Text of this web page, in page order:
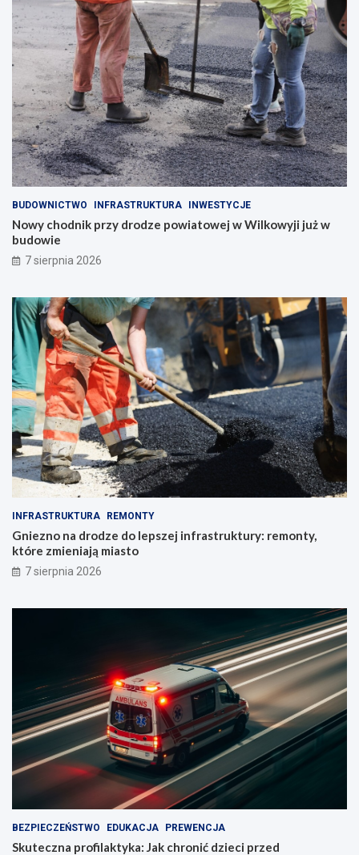
BUDOWNICTWO INFRASTRUKTURA INWESTYCJE
Nowy chodnik przy drodze powiatowej w Wilkowyji już w
budowie
7 sierpnia 2026
INFRASTRUKTURA REMONTY
Gniezno na drodze do lepszej infrastruktury: remonty,
które zmieniają miasto
7 sierpnia 2026
BEZPIECZEŃSTWO EDUKACJA PREWENCJA
Skuteczna profilaktyka: Jak chronić dzieci przed